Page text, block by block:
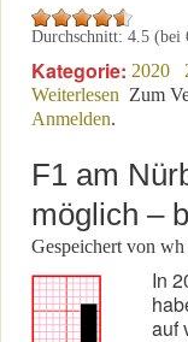
Durchschnitt: 4.5 (bei
Kategorie: 2020
Weiterlesen über
Zum
Anmelden.
F1 am
möglich –
Gespeichert von wh
In
auf